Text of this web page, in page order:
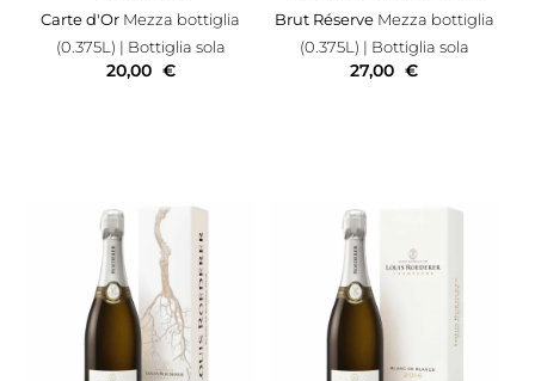
Carte d'Or Mezza bottiglia
(0.375L) | Bottiglia sola
20,00 €
Brut Réserve Mezza bottiglia
(0.375L) | Bottiglia sola
27,00 €